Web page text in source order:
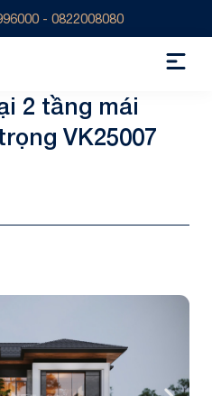
- 0822008080
2 tầng mái
VK25007